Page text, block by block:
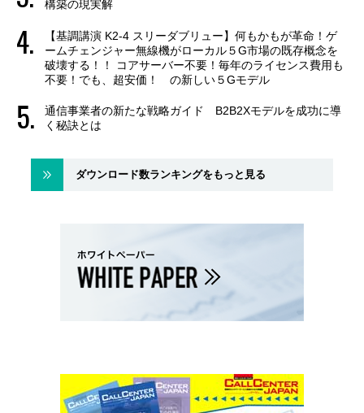
構築の現実解
【基調講演 K2-4 スリーダブリュー】何もかもが革命！ゲ
ームチェンジャー無線機がローカル５G市場の既存概念を
破壊する！！ コアサーバー不要！毎年のライセンス費用も
不要！でも、超安価！ の新しい５Gモデル
通信事業者の新たな戦略ガイド B2B2Xモデルを成功に導
く秘訣とは
ダウンロード数ランキングをもっと見る